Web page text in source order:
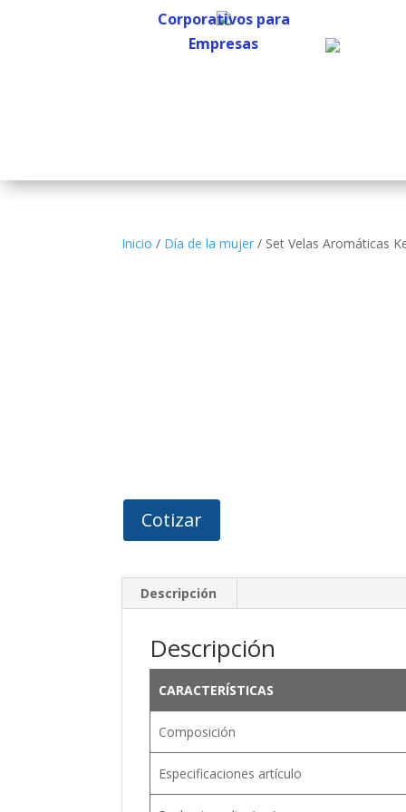
Corporativos para
Empresas
Inicio / Día de la mujer / Set Velas Aromáticas
Cotizar
Descripción
Descripción
CARACTERÍSTICAS
Composición
Especificaciones artículo